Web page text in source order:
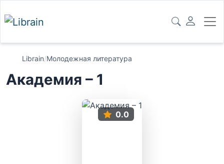
Librain/Молодежная литература
Академия – 1
0.0